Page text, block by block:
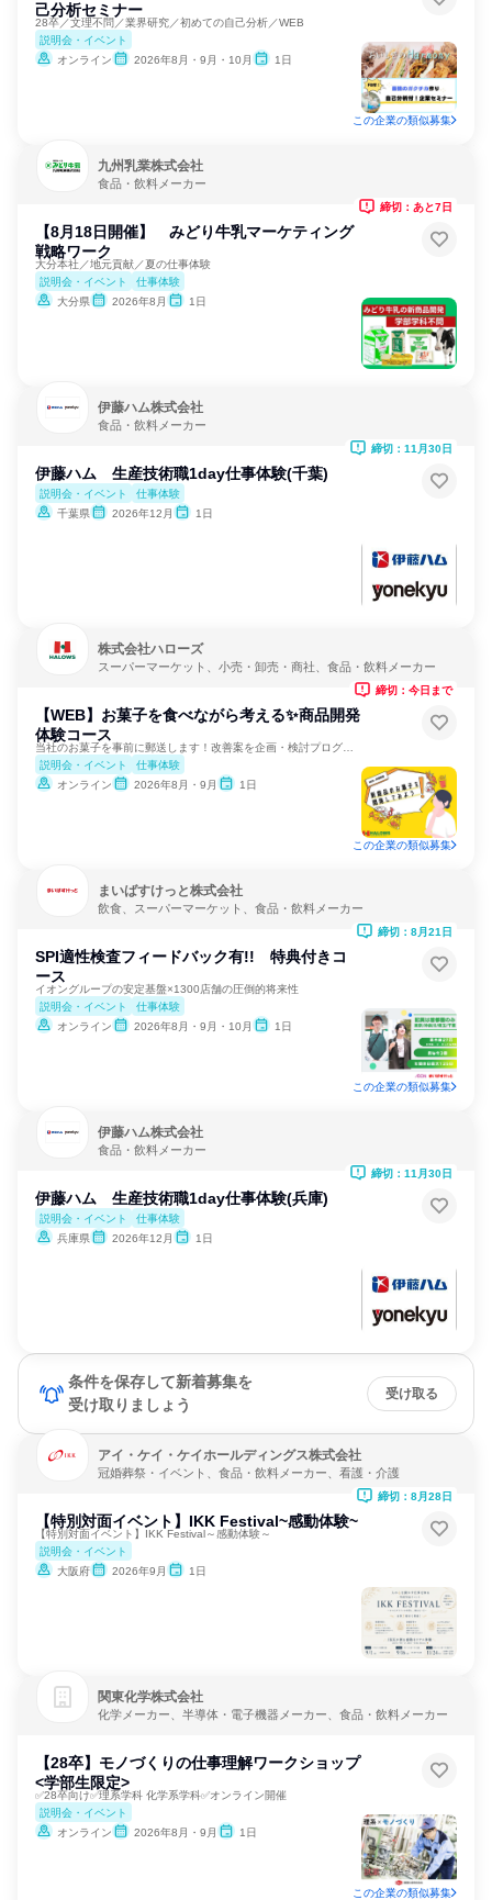
己分析セミナー
28卒／文理不問／業界研究／初めての自己分析／WEB
説明会・イベント
オンライン
2026年8月・9月・10月 1日
この企業の類似募集
九州乳業株式会社
食品・飲料メーカー
【8月18日開催】 みどり牛乳マーケティング
戦略ワーク
大分本社／地元貢献／夏の仕事体験
説明会・イベント
仕事体験
大分県
2026年8月 1日
締切：あと7日
伊藤ハム株式会社
食品・飲料メーカー
伊藤ハム 生産技術職1day仕事体験(千葉)
説明会・イベント
仕事体験
千葉県
2026年12月 1日
締切：11月30日
株式会社ハローズ
スーパーマーケット、小売・卸売・商社、食品・飲料メーカー
【WEB】お菓子を食べながら考える✨商品開発
体験コース
説明会・イベント
仕事体験
オンライン
2026年8月・9月 1日
締切：今日まで
この企業の類似募集
まいばすけっと株式会社
飲食、スーパーマーケット、食品・飲料メーカー
SPI適性検査フィードバック有!! 特典付きコ
ース
イオングループの安定基盤×1300店舗の圧倒的将来性
説明会・イベント
仕事体験
オンライン
2026年8月・9月・10月 1日
締切：8月21日
この企業の類似募集
伊藤ハム株式会社
食品・飲料メーカー
伊藤ハム 生産技術職1day仕事体験(兵庫)
説明会・イベント
仕事体験
兵庫県
2026年12月 1日
締切：11月30日
条件を保存して新着募集を
受け取りましょう
受け取る
アイ・ケイ・ケイホールディングス株式会社
冠婚葬祭・イベント、食品・飲料メーカー、看護・介護
【特別対面イベント】IKK Festival~感動体験~
【特別対面イベント】IKK Festival～感動体験～
説明会・イベント
大阪府
2026年9月 1日
締切：8月28日
関東化学株式会社
化学メーカー、半導体・電子機器メーカー、食品・飲料メーカー
【28卒】モノづくりの仕事理解ワークショップ
<学部生限定>
✅28卒向け✅理系学科 化学系学科✅オンライン開催
説明会・イベント
オンライン
2026年8月・9月 1日
この企業の類似募集